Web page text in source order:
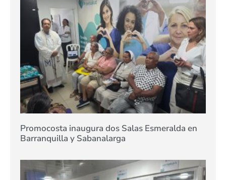
Promocosta inaugura dos Salas Esmeralda en
Barranquilla y Sabanalarga